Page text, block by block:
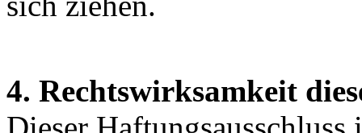
4. Rechtswirksamkeit